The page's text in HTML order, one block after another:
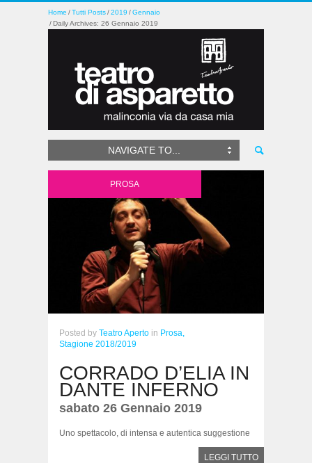
Home Tutti Posts 2019
Gennaio
Daily Archives: 26 Gennaio 2019
NAVIGATE TO...
PROSA
Posted by Teatro Aperto in Prosa,
Stagione 2018/2019
CORRADO D’ELIA IN
DANTE INFERNO
sabato 26 Gennaio 2019
Uno spettacolo, di intensa e autentica suggestione
LEGGI TUTTO